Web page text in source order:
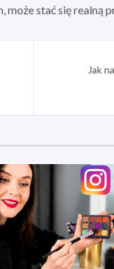
stać się realną
Jak